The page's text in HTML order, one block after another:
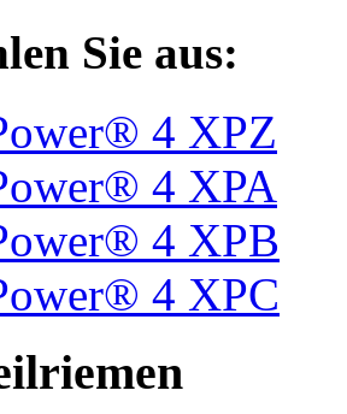
Sie aus:
4 XPZ
4 XPA
4 XPB
4 XPC